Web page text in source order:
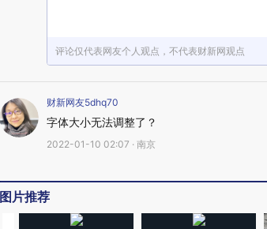
评论仅代表网友个人观点，不代表财新网观点
财新网友5dhq70
字体大小无法调整了？
2022-01-10 02:07 · 南京
图片推荐